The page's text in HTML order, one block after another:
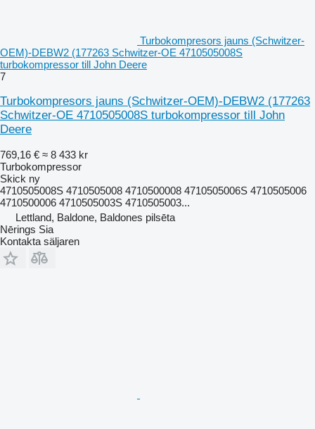
Turbokompresors jauns (Schwitzer-
OEM)-DEBW2 (177263 Schwitzer-OE 4710505008S
turbokompressor till John Deere
7
Turbokompresors jauns (Schwitzer-OEM)-DEBW2 (177263
Schwitzer-OE 4710505008S turbokompressor till John
Deere
769,16 € ≈ 8 433 kr
Turbokompressor
Skick ny
4710505008S 4710505008 4710500008 4710505006S 4710505006
4710500006 4710505003S 4710505003...
Lettland, Baldone, Baldones pilsēta
Nērings Sia
Kontakta säljaren